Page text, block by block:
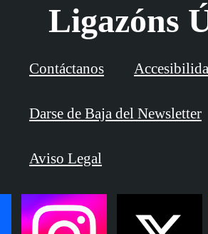
Ligazóns
Contáctanos
Darse de Baja del Newsletter
Aviso Legal